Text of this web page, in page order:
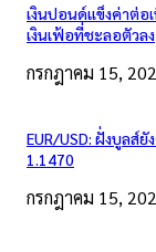
เงินปอนด์แข็งค่าต่อ
เงินเฟ้อที่ชะลอตัวลง
กรกฎาคม 15,
EUR/USD: ฝั่งบูลส์
1.1470
กรกฎาคม 15,